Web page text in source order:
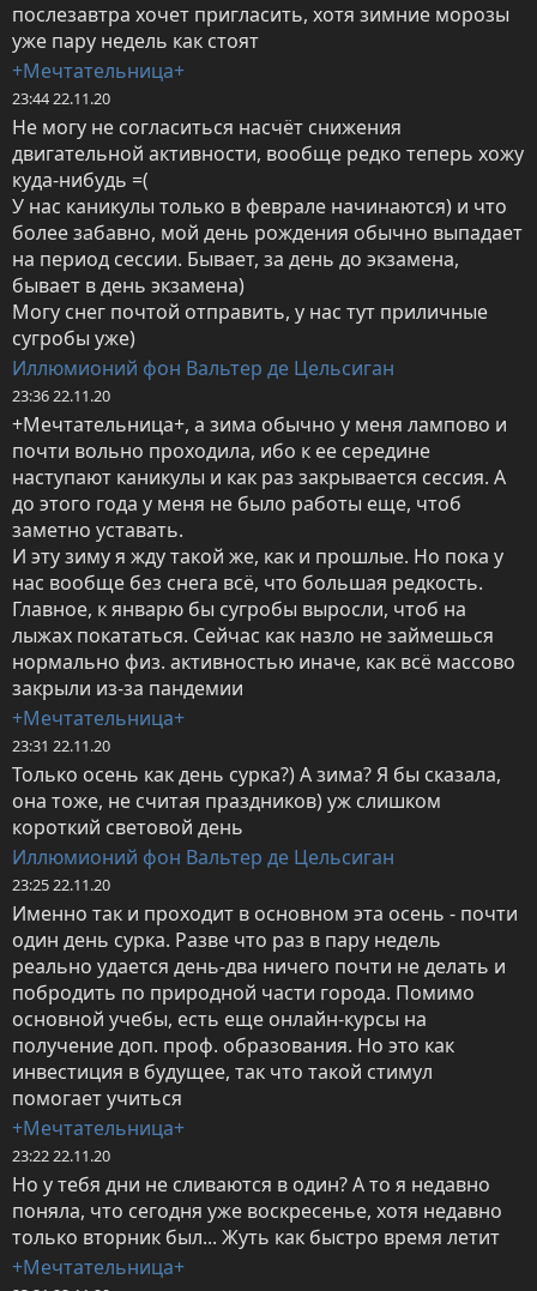
послезавтра хочет пригласить, хотя зимние морозы
уже пару недель как стоят
+Мечтательница+
23:44 22.11.20
Не могу не согласиться насчёт снижения
двигательной активности, вообще редко теперь хожу
куда-нибудь =(
У нас каникулы только в феврале начинаются) и что
более забавно, мой день рождения обычно выпадает
на период сессии. Бывает, за день до экзамена,
бывает в день экзамена)
Могу снег почтой отправить, у нас тут приличные
сугробы уже)
Иллюмионий фон Вальтер де Цельсиган
23:36 22.11.20
+Мечтательница+, а зима обычно у меня лампово и
почти вольно проходила, ибо к ее середине
наступают каникулы и как раз закрывается сессия. А
до этого года у меня не было работы еще, чтоб
заметно уставать.
И эту зиму я жду такой же, как и прошлые. Но пока у
нас вообще без снега всё, что большая редкость.
Главное, к январю бы сугробы выросли, чтоб на
лыжах покататься. Сейчас как назло не займешься
нормально физ. активностью иначе, как всё массово
закрыли из-за пандемии
+Мечтательница+
23:31 22.11.20
Только осень как день сурка?) А зима? Я бы сказала,
она тоже, не считая праздников) уж слишком
короткий световой день
Иллюмионий фон Вальтер де Цельсиган
23:25 22.11.20
Именно так и проходит в основном эта осень - почти
один день сурка. Разве что раз в пару недель
реально удается день-два ничего почти не делать и
побродить по природной части города. Помимо
основной учебы, есть еще онлайн-курсы на
получение доп. проф. образования. Но это как
инвестиция в будущее, так что такой стимул
помогает учиться
+Мечтательница+
23:22 22.11.20
Но у тебя дни не сливаются в один? А то я недавно
поняла, что сегодня уже воскресенье, хотя недавно
только вторник был... Жуть как быстро время летит
+Мечтательница+